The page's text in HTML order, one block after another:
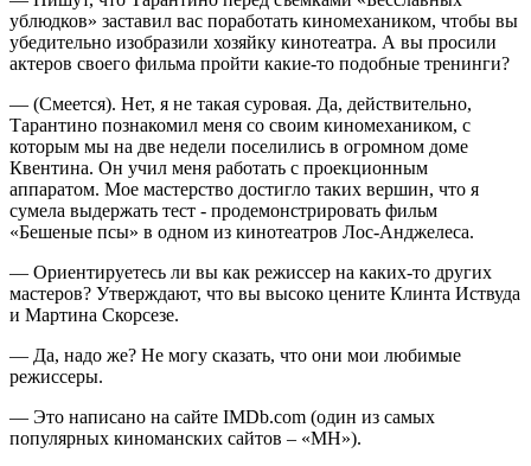
ублюдков» заставил вас поработать киномехаником, чтобы вы
убедительно изобразили хозяйку кинотеатра. А вы просили
актеров своего фильма пройти какие-то подобные тренинги?
— (Смеется). Нет, я не такая суровая. Да, действительно,
Тарантино познакомил меня со своим киномехаником, с
которым мы на две недели поселились в огромном доме
Квентина. Он учил меня работать с проекционным
аппаратом. Мое мастерство достигло таких вершин, что я
сумела выдержать тест - продемонстрировать фильм
«Бешеные псы» в одном из кинотеатров Лос-Анджелеса.
— Ориентируетесь ли вы как режиссер на каких-то других
мастеров? Утверждают, что вы высоко цените Клинта Иствуда
и Мартина Скорсезе.
— Да, надо же? Не могу сказать, что они мои любимые
режиссеры.
— Это написано на сайте IMDb.com (один из самых
популярных киноманских сайтов – «МН»).